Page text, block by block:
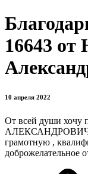
16643 от
10 апреля 2022
От всей души
АЛЕКСАНДРОВИЧА
грамотную ,